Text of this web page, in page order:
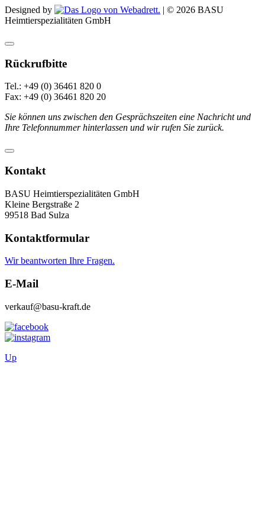
Designed by
| © 2026 BASU
Heimtierspezialitäten GmbH
Rückrufbitte
Tel.: +49 (0) 36461 820 0
Fax: +49 (0) 36461 820 20
Sie können uns zwischen den Gesprächszeiten eine Nachricht und
Ihre Telefonnummer hinterlassen und wir rufen Sie zurück.
Kontakt
BASU Heimtierspezialitäten GmbH
Kleine Bergstraße 2
99518 Bad Sulza
Kontaktformular
Wir beantworten Ihre Fragen.
E-Mail
verkauf@basu-kraft.de
Up